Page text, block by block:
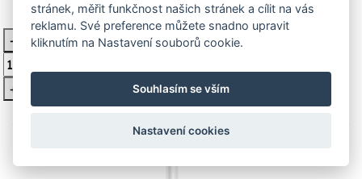
147 Kč
Skladem > 10 ks
-
+
Vložit do košíku
stránek, měřit funkčnost našich stránek a cílit na vás
reklamu. Své preference můžete snadno upravit
kliknutím na Nastavení souborů cookie.
Souhlasím se vším
Nastavení cookies